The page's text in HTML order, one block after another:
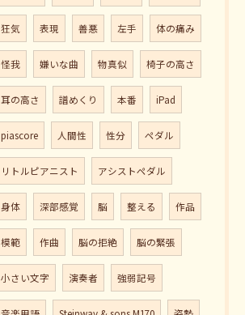
狂気 表現 善悪 左手 体の痛み
怪我 嫌いな曲 物真似 椅子の高さ
耳の高さ 譜めくり 本番 iPad
piascore 人間性 性分 ペダル
リトルピアニスト アシストペダル
身体 深部感覚 脳 整える 作品
模範 作曲 脳の拒絶 脳の緊張
小さい文字 演奏者 強弱記号